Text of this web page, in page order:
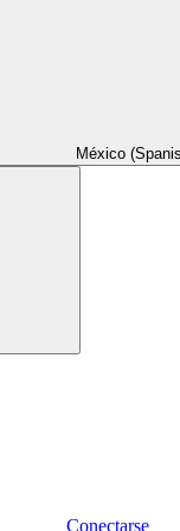
México
Conectarse